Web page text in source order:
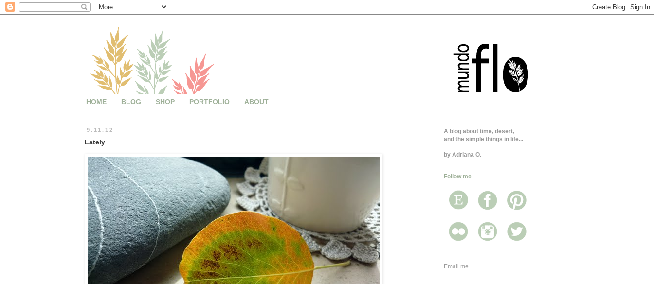
HOME BLOG SHOP PORTFOLIO ABOUT
9.11.12
Lately
A blog about time, desert,
and the simple things in life...
by Adriana O.
Follow me
Email me